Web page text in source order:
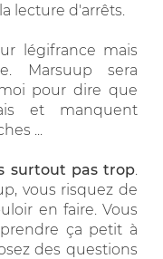
lecture d'arrêts.
légifrance mais
Marsuup sera
pour dire que
et manquent
...
surtout pas trop.
vous risquez de
en faire. Vous
ça petit à
des questions